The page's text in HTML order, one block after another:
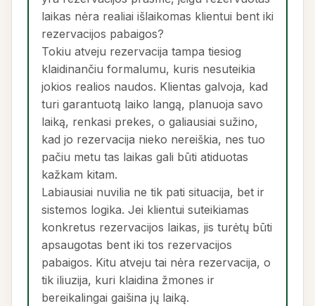
laikas nėra realiai išlaikomas klientui bent iki
rezervacijos pabaigos?
Tokiu atveju rezervacija tampa tiesiog
klaidinančiu formalumu, kuris nesuteikia
jokios realios naudos. Klientas galvoja, kad
turi garantuotą laiko langą, planuoja savo
laiką, renkasi prekes, o galiausiai sužino,
kad jo rezervacija nieko nereiškia, nes tuo
pačiu metu tas laikas gali būti atiduotas
kažkam kitam.
Labiausiai nuvilia ne tik pati situacija, bet ir
sistemos logika. Jei klientui suteikiamas
konkretus rezervacijos laikas, jis turėtų būti
apsaugotas bent iki tos rezervacijos
pabaigos. Kitu atveju tai nėra rezervacija, o
tik iliuzija, kuri klaidina žmones ir
bereikalingai gaišina jų laiką.